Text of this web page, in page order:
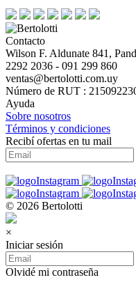
Contacto
Wilson F. Aldunate 841,
2292 2036 - 091 299 860
ventas@bertolotti.com.uy
Número de RUT :
Ayuda
Sobre nosotros
Términos y condiciones
Recibí ofertas en tu mail
© 2026 Bertolotti
×
Iniciar sesión
Olvidé mi contraseña